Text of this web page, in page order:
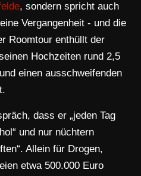
, sondern spricht auch
Vergangenheit - und die
Roomtour enthüllt der
Hochzeiten rund 2,5
einen ausschweifenden
dass er „jeden Tag
und nur nüchtern
Allein für Drogen,
etwa 500.000 Euro